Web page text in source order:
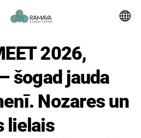
2026,
šogad jauda
Nozares un
lielais